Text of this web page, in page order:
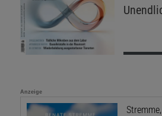
Anzeige